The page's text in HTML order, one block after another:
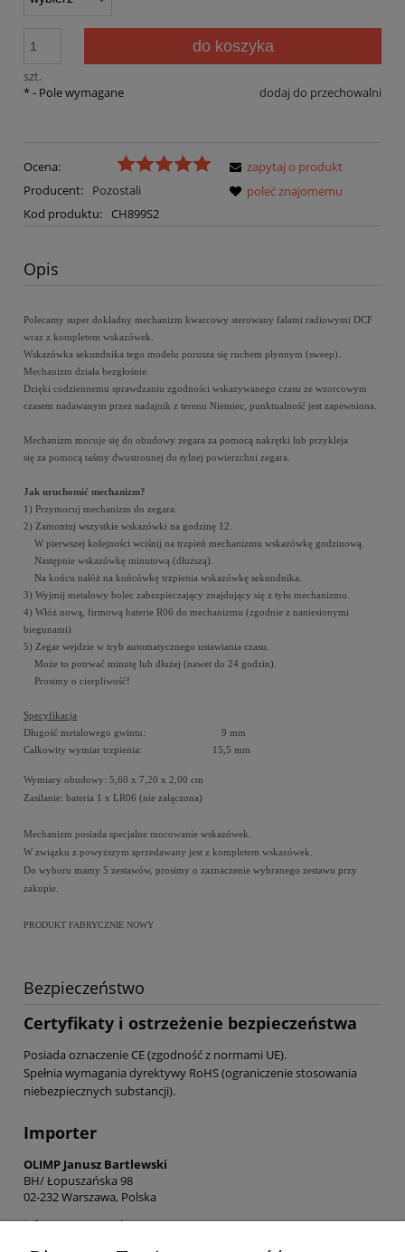
szt.
do koszyka
dodaj do przechowalni
*- Pole wymagane
Ocena:
Producent:
Pozostali
Kod produktu:
CH899S2
zapytaj o produkt
poleć znajomemu
Opis
Polecamy super dokładny mechanizm kwarcowy sterowany falami radiowymi DCF
wraz z kompletem wskazówek.
Wskazówka sekundnika tego modelu porusza się ruchem płynnym (sweep).
Mechanizm działa bezgłośnie.
Dzięki codziennemu sprawdzaniu zgodności wskazywanego czasu ze wzorcowym
czasem nadawanym przez nadajnik z terenu Niemiec, punktualność jest zapewniona.
Mechanizm mocuje się do obudowy zegara za pomocą nakrętki lub przykleja
się za pomocą taśmy dwustronnej do tylnej powierzchni zegara.
Jak uruchomić mechanizm?
1) Przymocuj mechanizm do zegara.
2) Zamontuj wszystkie wskazówki na godzinę 12.
W pierwszej kolejności wciśnij na trzpień mechanizmu wskazówkę godzinową.
Następnie wskazówkę minutową (dłuższą).
Na końcu nałóż na końcówkę trzpienia wskazówkę sekundnika.
3) Wyjmij metalowy bolec zabezpieczający znajdujący się z tyłu mechanizmu.
4) Włóż nową, firmową baterie R06 do mechanizmu (zgodnie z naniesionymi
biegunami)
5) Zegar wejdzie w tryb automatycznego ustawiania czasu.
Może to potrwać minutę lub dłużej (nawet do 24 godzin).
Prosimy o cierpliwość!
Specyfikacja
Długość metalowego gwintu: 9 mm
Całkowity wymiar trzpienia: 15,5 mm
Wymiary obudowy: 5,60 x 7,20 x 2,00 cm
Zasilanie: bateria 1 x LR06 (nie załączona)
Mechanizm posiada specjalne mocowanie wskazówek.
W związku z powyższym sprzedawany jest z kompletem wskazówek.
Do wyboru mamy 5 zestawów, prosimy o zaznaczenie wybranego zestawu przy
zakupie.
PRODUKT FABRYCZNIE NOWY
Bezpieczeństwo
Certyfikaty i ostrzeżenie bezpieczeństwa
Posiada oznaczenie CE (zgodność z normami UE).
Spełnia wymagania dyrektywy RoHS (ograniczenie stosowania
niebezpiecznych substancji).
Importer
OLIMP Janusz Bartlewski
BH/ Łopuszańska 98
02-232 Warszawa, Polska
info@zegar.com.pl